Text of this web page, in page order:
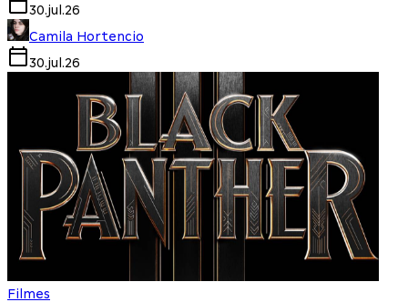
30.jul.26
Camila Hortencio
30.jul.26
Filmes